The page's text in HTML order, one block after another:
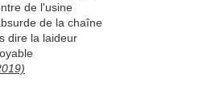
de l'usine
de la chaîne
dire la laideur